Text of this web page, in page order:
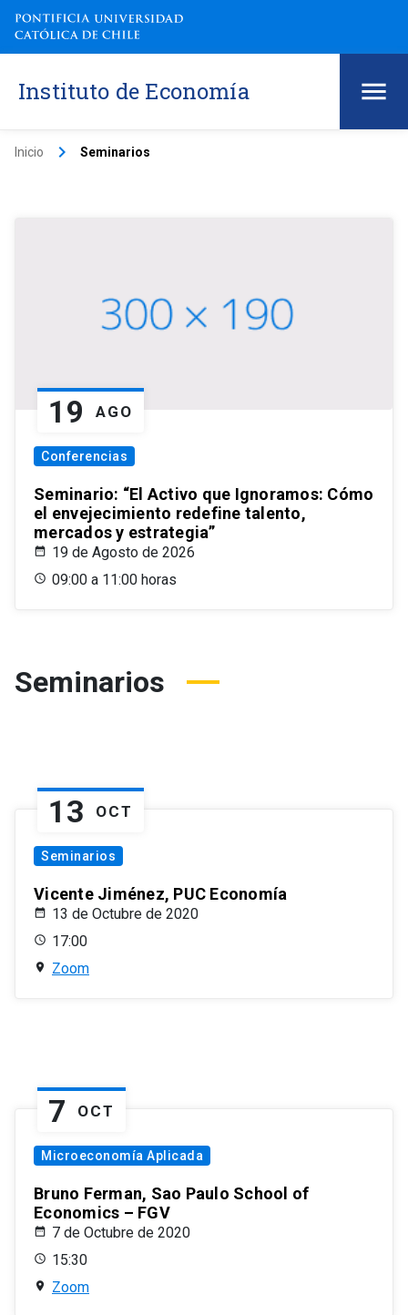
Instituto de Economía
Inicio keyboard_arrow_right Seminarios
19 AGO
Conferencias
Seminario: “El Activo que Ignoramos: Cómo
el envejecimiento redefine talento,
mercados y estrategia”
19 de Agosto de 2026
09:00 a 11:00 horas
Seminarios
13 OCT
Seminarios
Vicente Jiménez, PUC Economía
13 de Octubre de 2020
17:00
Zoom
7 OCT
Microeconomía Aplicada
Bruno Ferman, Sao Paulo School of
Economics – FGV
7 de Octubre de 2020
15:30
Zoom